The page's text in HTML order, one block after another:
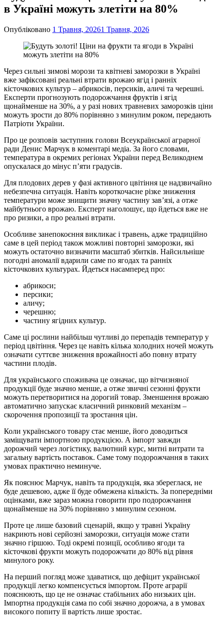
в Україні можуть злетіти на 80%
Опубліковано 1 Травня, 20261 Травня, 2026
Через сильні зимові морози та квітневі заморозки в Україні
вже зафіксовані реальні втрати врожаю ягід і ранніх
кісточкових культур – абрикосів, персиків, аличі та черешні.
Експерти прогнозують подорожчання фруктів і ягід
щонайменше на 30%, а у разі нових травневих заморозків ціни
можуть зрости до 80% порівняно з минулим роком, передають
Патріоти України.
Про це розповів заступник голови Всеукраїнської аграрної
ради Денис Марчук в коментарі медіа. За його словами,
температура в окремих регіонах України перед Великоднем
опускалася до мінус п’яти градусів.
Для плодових дерев у фазі активного цвітіння це надзвичайно
небезпечна ситуація. Навіть короткочасне різке зниження
температури може знищити значну частину зав’язі, а отже
майбутнього врожаю. Експерт наголошує, що йдеться вже не
про ризики, а про реальні втрати.
Особливе занепокоєння викликає і травень, адже традиційно
саме в цей період також можливі повторні заморозки, які
можуть остаточно визначити масштаб збитків. Найсильніше
погодні аномалії вдарили саме по ягодах та ранніх
кісточкових культурах. Йдеться насамперед про:
абрикоси;
персики;
аличу;
черешню;
частину ягідних культур.
Саме ці рослини найбільш чутливі до перепадів температур у
період цвітіння. Через це навіть кілька холодних ночей можуть
означати суттєве зниження врожайності або повну втрату
частини плодів.
Для українського споживача це означає, що вітчизняної
продукції буде значно менше, а отже звичні сезонні фрукти
можуть перетворитися на дорогий товар. Зменшення врожаю
автоматично запускає класичний ринковий механізм –
скорочення пропозиції та зростання цін.
Коли українського товару стає менше, його доводиться
заміщувати імпортною продукцією. А імпорт завжди
дорожчий через логістику, валютний курс, митні витрати та
загальну вартість поставок. Саме тому подорожчання в таких
умовах практично неминуче.
Як пояснює Марчук, навіть та продукція, яка збереглася, не
буде дешевою, адже її буде обмежена кількість. За попередніми
оцінками, вже зараз можна говорити про подорожчання
щонайменше на 30% порівняно з минулим сезоном.
Проте це лише базовий сценарій, якщо у травні Україну
накриють нові серйозні заморозки, ситуація може стати
значно гіршою. Тоді окремі позиції, особливо ягоди та
кісточкові фрукти можуть подорожчати до 80% від рівня
минулого року.
На перший погляд може здаватися, що дефіцит української
продукції легко компенсується імпортом. Проте аграрії
пояснюють, що це не означає стабільних або низьких цін.
Імпортна продукція сама по собі значно дорожча, а в умовах
високого попиту її вартість лише зростає.